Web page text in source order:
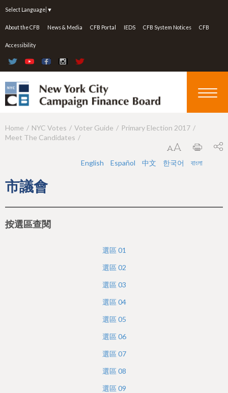
Select Language ▼
About the CFB News & Media CFB Portal IEDS CFB System Notices CFB
Accessibility
Y
a
h
Home NYC Votes Voter Guide
Primary Election 2017
Meet The Candidates
English Español 中文 한국어 বাংলা
市議會
按選區查閱
選區01
選區02
選區03
選區04
選區05
選區06
選區07
選區08
選區09